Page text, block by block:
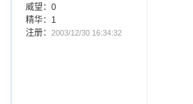
威望：0
精华：1
注册： 2003/12/30 16:34:32